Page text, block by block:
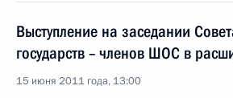
Выступление на заседании
государств – членов ШОС в
15 июня 2011 года, 13:00